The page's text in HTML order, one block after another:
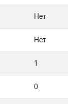
Нет
Нет
1
0